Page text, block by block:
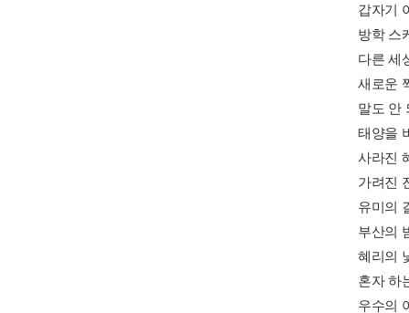
갑자기
방학 스
다른 세
새로운
말도 안
태양을
사라진
가려진
유미의
부산의
혜리의
혼자 하
우수의